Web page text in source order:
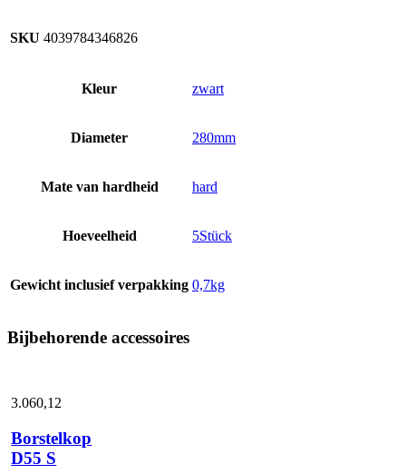
SKU 4039784346826
Kleur zwart
Diameter 280mm
Mate van hardheid hard
Hoeveelheid 5Stück
Gewicht inclusief verpakking 0,7kg
Bijbehorende accessoires
3.060,12
Borstelkop
D55 S